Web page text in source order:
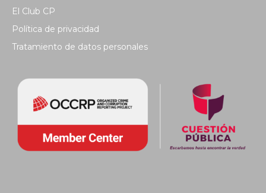
El Club CP
Política de privacidad
Tratamiento de datos personales